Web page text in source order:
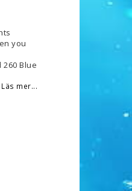
you
260 Blue
Läs mer...